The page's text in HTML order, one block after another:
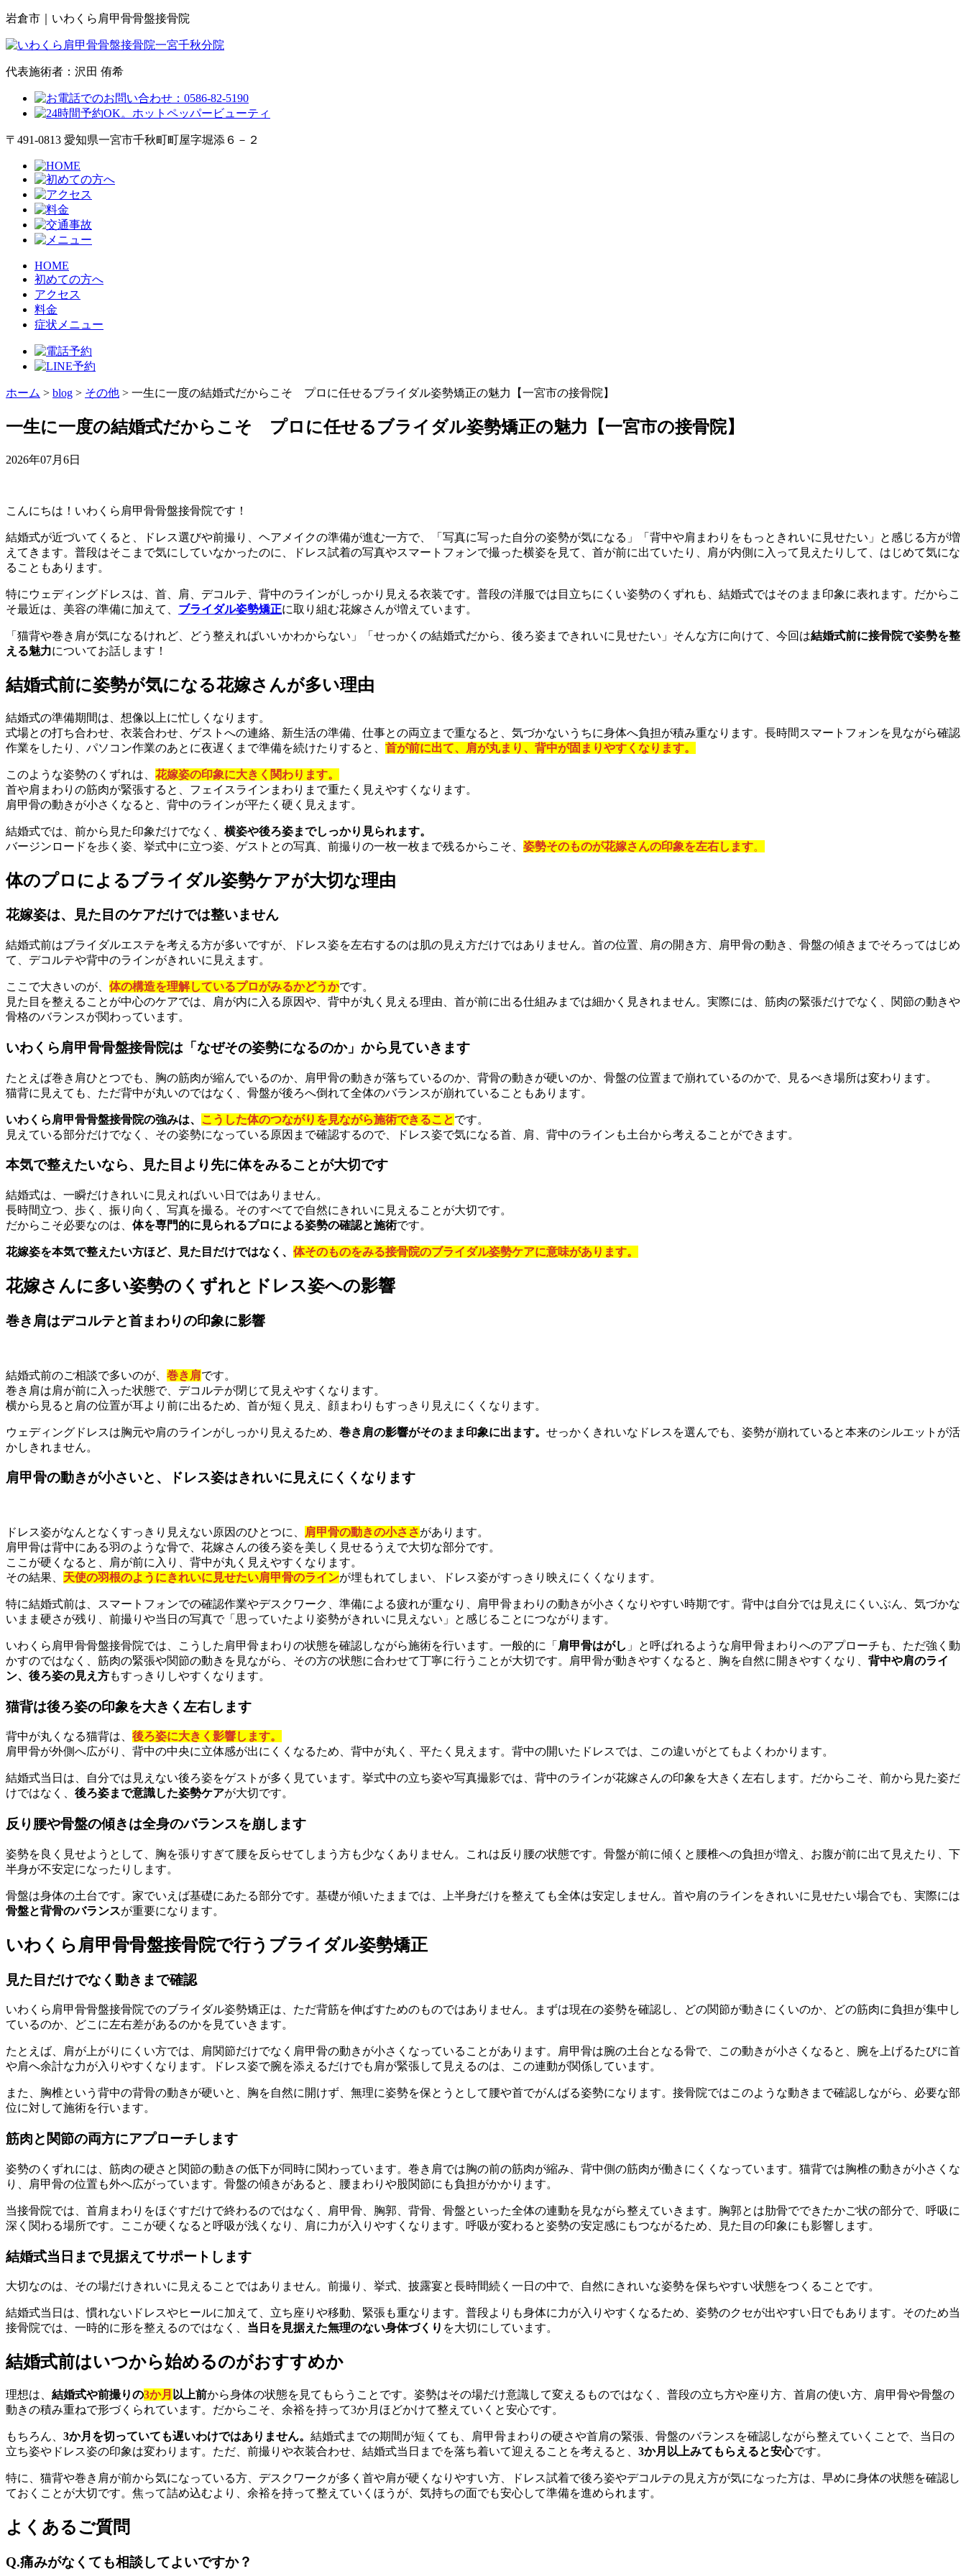
岩倉市｜いわくら肩甲骨骨盤接骨院
代表施術者：沢田 侑希
〒491-0813 愛知県一宮市千秋町町屋字堀添６－２
HOME
初めての方へ
アクセス
料金
症状メニュー
ホーム > blog > その他 > 一生に一度の結婚式だからこそ プロに任せるブライダル姿勢矯正の魅力【一宮市の接骨院】
一生に一度の結婚式だからこそ プロに任せるブライダル姿勢矯正の魅力【一宮市の接骨院】
2026年07月6日
こんにちは！いわくら肩甲骨骨盤接骨院です！
結婚式が近づいてくると、ドレス選びや前撮り、ヘアメイクの準備が進む一方で、「写真に写った自分の姿勢が気になる」「背中や肩まわりをもっときれいに見せたい」と感じる方が増
えてきます。普段はそこまで気にしていなかったのに、ドレス試着の写真やスマートフォンで撮った横姿を見て、首が前に出ていたり、肩が内側に入って見えたりして、はじめて気にな
ることもあります。
特にウェディングドレスは、首、肩、デコルテ、背中のラインがしっかり見える衣装です。普段の洋服では目立ちにくい姿勢のくずれも、結婚式ではそのまま印象に表れます。だからこ
そ最近は、美容の準備に加えて、 ブライダル姿勢矯正に取り組む花嫁さんが増えています。
「猫背や巻き肩が気になるけれど、どう整えればいいかわからない」「せっかくの結婚式だから、後ろ姿まできれいに見せたい」そんな方に向けて、今回は結婚式前に接骨院で姿勢を整
える魅力についてお話します！
結婚式前に姿勢が気になる花嫁さんが多い理由
結婚式の準備期間は、想像以上に忙しくなります。
式場との打ち合わせ、衣装合わせ、ゲストへの連絡、新生活の準備、仕事との両立まで重なると、気づかないうちに身体へ負担が積み重なります。長時間スマートフォンを見ながら確認
作業をしたり、パソコン作業のあとに夜遅くまで準備を続けたりすると、 首が前に出て、肩が丸まり、背中が固まりやすくなります。
このような姿勢のくずれは、 花嫁姿の印象に大きく関わります。
首や肩まわりの筋肉が緊張すると、フェイスラインまわりまで重たく見えやすくなります。
肩甲骨の動きが小さくなると、背中のラインが平たく硬く見えます。
結婚式では、前から見た印象だけでなく、 横姿や後ろ姿までしっかり見られます。
バージンロードを歩く姿、挙式中に立つ姿、ゲストとの写真、前撮りの一枚一枚まで残るからこそ、 姿勢そのものが花嫁さんの印象を左右します。
体のプロによるブライダル姿勢ケアが大切な理由
花嫁姿は、見た目のケアだけでは整いません
結婚式前はブライダルエステを考える方が多いですが、ドレス姿を左右するのは肌の見え方だけではありません。首の位置、肩の開き方、肩甲骨の動き、骨盤の傾きまでそろってはじめ
て、デコルテや背中のラインがきれいに見えます。
ここで大きいのが、 体の構造を理解しているプロがみるかどうかです。
見た目を整えることが中心のケアでは、肩が内に入る原因や、背中が丸く見える理由、首が前に出る仕組みまでは細かく見きれません。実際には、筋肉の緊張だけでなく、関節の動きや
骨格のバランスが関わっています。
いわくら肩甲骨骨盤接骨院は「なぜその姿勢になるのか」から見ていきます
たとえば巻き肩ひとつでも、胸の筋肉が縮んでいるのか、肩甲骨の動きが落ちているのか、背骨の動きが硬いのか、骨盤の位置まで崩れているのかで、見るべき場所は変わります。
猫背に見えても、ただ背中が丸いのではなく、骨盤が後ろへ倒れて全体のバランスが崩れていることもあります。
いわくら肩甲骨骨盤接骨院の強みは、 こうした体のつながりを見ながら施術できることです。
見えている部分だけでなく、その姿勢になっている原因まで確認するので、ドレス姿で気になる首、肩、背中のラインも土台から考えることができます。
本気で整えたいなら、見た目より先に体をみることが大切です
結婚式は、一瞬だけきれいに見えればいい日ではありません。
長時間立つ、歩く、振り向く、写真を撮る。そのすべてで自然にきれいに見えることが大切です。
だからこそ必要なのは、 体を専門的に見られるプロによる姿勢の確認と施術です。
花嫁姿を本気で整えたい方ほど、見た目だけではなく、 体そのものをみる接骨院のブライダル姿勢ケアに意味があります。
花嫁さんに多い姿勢のくずれとドレス姿への影響
巻き肩はデコルテと首まわりの印象に影響
結婚式前のご相談で多いのが、 巻き肩です。
巻き肩は肩が前に入った状態で、デコルテが閉じて見えやすくなります。
横から見ると肩の位置が耳より前に出るため、首が短く見え、顔まわりもすっきり見えにくくなります。
ウェディングドレスは胸元や肩のラインがしっかり見えるため、 巻き肩の影響がそのまま印象に出ます。 せっかくきれいなドレスを選んでも、姿勢が崩れていると本来のシルエットが活
かしきれません。
肩甲骨の動きが小さいと、ドレス姿はきれいに見えにくくなります
ドレス姿がなんとなくすっきり見えない原因のひとつに、 肩甲骨の動きの小ささがあります。
肩甲骨は背中にある羽のような骨で、花嫁さんの後ろ姿を美しく見せるうえで大切な部分です。
ここが硬くなると、肩が前に入り、背中が丸く見えやすくなります。
その結果、 天使の羽根のようにきれいに見せたい肩甲骨のラインが埋もれてしまい、ドレス姿がすっきり映えにくくなります。
特に結婚式前は、スマートフォンでの確認作業やデスクワーク、準備による疲れが重なり、肩甲骨まわりの動きが小さくなりやすい時期です。背中は自分では見えにくいぶん、気づかな
いまま硬さが残り、前撮りや当日の写真で「思っていたより姿勢がきれいに見えない」と感じることにつながります。
いわくら肩甲骨骨盤接骨院では、こうした肩甲骨まわりの状態を確認しながら施術を行います。一般的に「 肩甲骨はがし 」と呼ばれるような肩甲骨まわりへのアプローチも、ただ強く動
かすのではなく、筋肉の緊張や関節の動きを見ながら、その方の状態に合わせて丁寧に行うことが大切です。肩甲骨が動きやすくなると、胸を自然に開きやすくなり、 背中や肩のライ
ン、後ろ姿の見え方もすっきりしやすくなります。
猫背は後ろ姿の印象を大きく左右します
背中が丸くなる猫背は、 後ろ姿に大きく影響します。
肩甲骨が外側へ広がり、背中の中央に立体感が出にくくなるため、背中が丸く、平たく見えます。背中の開いたドレスでは、この違いがとてもよくわかります。
結婚式当日は、自分では見えない後ろ姿をゲストが多く見ています。挙式中の立ち姿や写真撮影では、背中のラインが花嫁さんの印象を大きく左右します。だからこそ、前から見た姿だ
けではなく、 後ろ姿まで意識した姿勢ケアが大切です。
反り腰や骨盤の傾きは全身のバランスを崩します
姿勢を良く見せようとして、胸を張りすぎて腰を反らせてしまう方も少なくありません。これは反り腰の状態です。骨盤が前に傾くと腰椎への負担が増え、お腹が前に出て見えたり、下
半身が不安定になったりします。
骨盤は身体の土台です。家でいえば基礎にあたる部分です。基礎が傾いたままでは、上半身だけを整えても全体は安定しません。首や肩のラインをきれいに見せたい場合でも、実際には
骨盤と背骨のバランスが重要になります。
いわくら肩甲骨骨盤接骨院で行うブライダル姿勢矯正
見た目だけでなく動きまで確認
いわくら肩甲骨骨盤接骨院でのブライダル姿勢矯正は、ただ背筋を伸ばすためのものではありません。まずは現在の姿勢を確認し、どの関節が動きにくいのか、どの筋肉に負担が集中し
ているのか、どこに左右差があるのかを見ていきます。
たとえば、肩が上がりにくい方では、肩関節だけでなく肩甲骨の動きが小さくなっていることがあります。肩甲骨は腕の土台となる骨で、この動きが小さくなると、腕を上げるたびに首
や肩へ余計な力が入りやすくなります。ドレス姿で腕を添えるだけでも肩が緊張して見えるのは、この連動が関係しています。
また、胸椎という背中の背骨の動きが硬いと、胸を自然に開けず、無理に姿勢を保とうとして腰や首でがんばる姿勢になります。接骨院ではこのような動きまで確認しながら、必要な部
位に対して施術を行います。
筋肉と関節の両方にアプローチします
姿勢のくずれには、筋肉の硬さと関節の動きの低下が同時に関わっています。巻き肩では胸の前の筋肉が縮み、背中側の筋肉が働きにくくなっています。猫背では胸椎の動きが小さくな
り、肩甲骨の位置も外へ広がっています。骨盤の傾きがあると、腰まわりや股関節にも負担がかかります。
当接骨院では、首肩まわりをほぐすだけで終わるのではなく、肩甲骨、胸郭、背骨、骨盤といった全体の連動を見ながら整えていきます。胸郭とは肋骨でできたかご状の部分で、呼吸に
深く関わる場所です。ここが硬くなると呼吸が浅くなり、肩に力が入りやすくなります。呼吸が変わると姿勢の安定感にもつながるため、見た目の印象にも影響します。
結婚式当日まで見据えてサポートします
大切なのは、その場だけきれいに見えることではありません。前撮り、挙式、披露宴と長時間続く一日の中で、自然にきれいな姿勢を保ちやすい状態をつくることです。
結婚式当日は、慣れないドレスやヒールに加えて、立ち座りや移動、緊張も重なります。普段よりも身体に力が入りやすくなるため、姿勢のクセが出やすい日でもあります。そのため当
接骨院では、一時的に形を整えるのではなく、 当日を見据えた無理のない身体づくり を大切にしています。
結婚式前はいつから始めるのがおすすめか
理想は、 結婚式や前撮りの3か月 以上前から身体の状態を見てもらうことです。姿勢はその場だけ意識して変えるものではなく、普段の立ち方や座り方、首肩の使い方、肩甲骨や骨盤の
動きの積み重ねで形づくられています。だからこそ、余裕を持って3か月ほどかけて整えていくと安心です。
もちろん、 3か月を切っていても遅いわけではありません。 結婚式までの期間が短くても、肩甲骨まわりの硬さや首肩の緊張、骨盤のバランスを確認しながら整えていくことで、当日の
立ち姿やドレス姿の印象は変わります。ただ、前撮りや衣装合わせ、結婚式当日までを落ち着いて迎えることを考えると、 3か月以上みてもらえると安心です。
特に、猫背や巻き肩が前から気になっている方、デスクワークが多く首や肩が硬くなりやすい方、ドレス試着で後ろ姿やデコルテの見え方が気になった方は、早めに身体の状態を確認し
ておくことが大切です。焦って詰め込むより、余裕を持って整えていくほうが、気持ちの面でも安心して準備を進められます。
よくあるご質問
Q.痛みがなくても相談してよいですか？